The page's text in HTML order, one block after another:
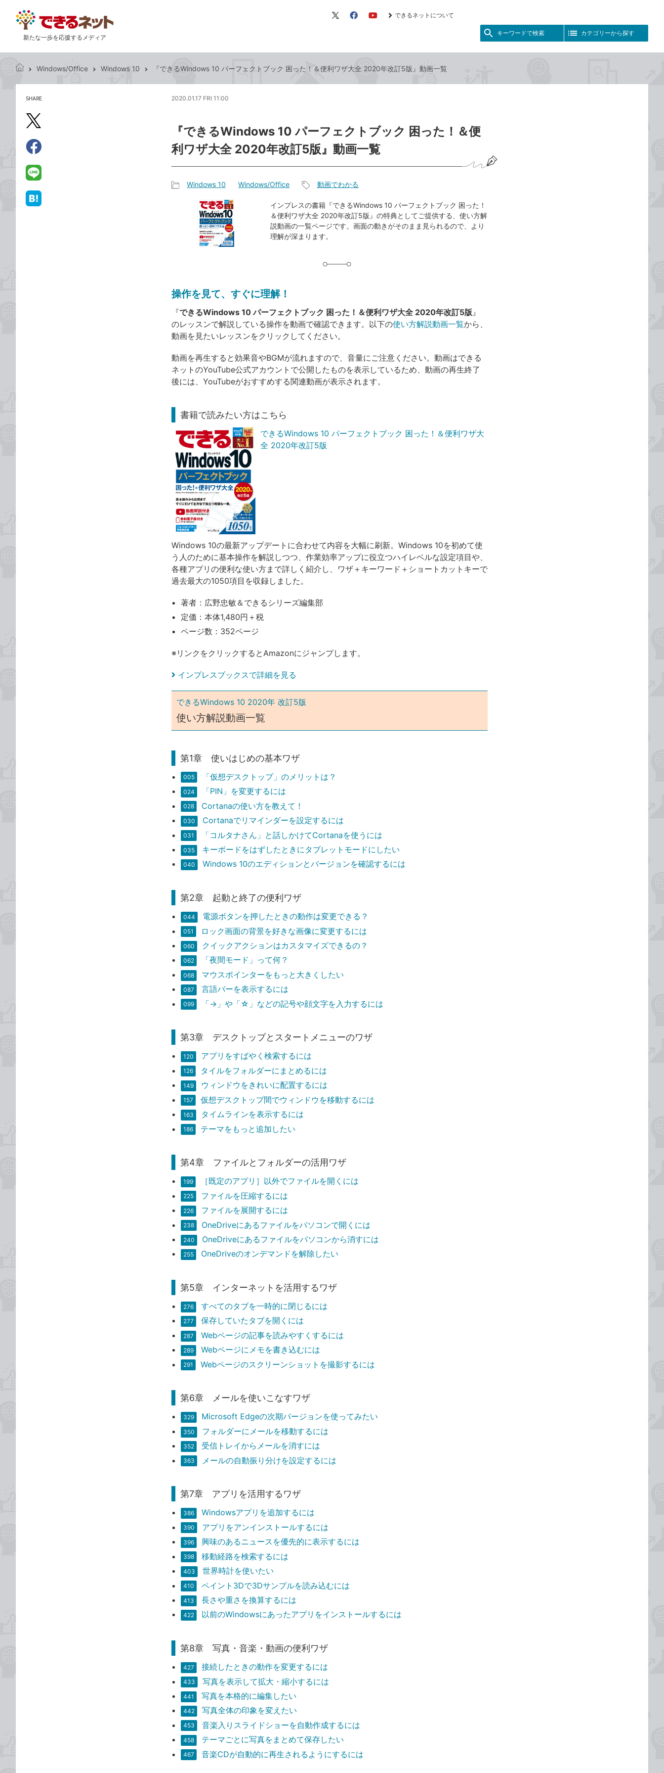
新たな一歩を応援するメディア
X（旧 FacebookYouTube
できるネットについて
キーワードで検索 カテゴリーから探す
き
る
ッ
ト
Windows/Office Windows 10 『できるWindows 10 パーフェクトブック 困った！＆便利ワザ大全 2020年改訂5版』動画一覧
SHARE
X（旧
で
2020.01.17 FRI 11:00
『できるWindows 10 パーフェクトブック 困った！＆便
利ワザ大全 2020年改訂5版』動画一覧
Windows 10 Windows/Office
事
タ
グ
動画でわかる
インプレスの書籍『できるWindows 10 パーフェクトブック 困った！
＆便利ワザ大全 2020年改訂5版』の特典としてご提供する、使い方解
説動画の一覧ページです。画面の動きがそのまま見られるので、より
理解が深まります。
操作を見て、すぐに理解！
『できるWindows 10 パーフェクトブック 困った！＆便利ワザ大全 2020年改訂5版 』
のレッスンで解説している操作を動画で確認できます。以下の使い方解説動画一覧から、
動画を見たいレッスンをクリックしてください。
動画を再生すると効果音やBGMが流れますので、音量にご注意ください。動画はできる
ネットのYouTube公式アカウントで公開したものを表示しているため、動画の再生終了
後には、YouTubeがおすすめする関連動画が表示されます。
書籍で読みたい方はこちら
できるWindows 10 パーフェクトブック 困った！＆便利ワザ大
全 2020年改訂5版
Windows 10の最新アップデートに合わせて内容を大幅に刷新。Windows 10を初めて使
う人のために基本操作を解説しつつ、作業効率アップに役立つハイレベルな設定項目や、
各種アプリの便利な使い方まで詳しく紹介し、ワザ＋キーワード＋ショートカットキーで
過去最大の1050項目を収録しました。
著者：広野忠敏＆できるシリーズ編集部
定価：本体1,480円＋税
ページ数：352ページ
※リンクをクリックするとAmazonにジャンプします。
インプレスブックスで詳細を見る
できるWindows 10 2020年 改訂5版
使い方解説動画一覧
第1章 使いはじめの基本ワザ
005 「仮想デスクトップ」のメリットは？
024 「PIN」を変更するには
028 Cortanaの使い方を教えて！
030 Cortanaでリマインダーを設定するには
031 「コルタナさん」と話しかけてCortanaを使うには
035 キーボードをはずしたときにタブレットモードにしたい
040 Windows 10のエディションとバージョンを確認するには
第2章 起動と終了の便利ワザ
044 電源ボタンを押したときの動作は変更できる？
051 ロック画面の背景を好きな画像に変更するには
060 クイックアクションはカスタマイズできるの？
062 「夜間モード」って何？
068 マウスポインターをもっと大きくしたい
087 言語バーを表示するには
099 「→」や「☆」などの記号や顔文字を入力するには
第3章 デスクトップとスタートメニューのワザ
120 アプリをすばやく検索するには
126 タイルをフォルダーにまとめるには
149 ウィンドウをきれいに配置するには
157 仮想デスクトップ間でウィンドウを移動するには
163 タイムラインを表示するには
186 テーマをもっと追加したい
第4章 ファイルとフォルダーの活用ワザ
199 ［既定のアプリ］以外でファイルを開くには
225 ファイルを圧縮するには
226 ファイルを展開するには
238 OneDriveにあるファイルをパソコンで開くには
240 OneDriveにあるファイルをパソコンから消すには
255 OneDriveのオンデマンドを解除したい
第5章 インターネットを活用するワザ
276 すべてのタブを一時的に閉じるには
277 保存していたタブを開くには
287 Webページの記事を読みやすくするには
289 Webページにメモを書き込むには
291 Webページのスクリーンショットを撮影するには
第6章 メールを使いこなすワザ
329 Microsoft Edgeの次期バージョンを使ってみたい
350 フォルダーにメールを移動するには
352 受信トレイからメールを消すには
363 メールの自動振り分けを設定するには
第7章 アプリを活用するワザ
386 Windowsアプリを追加するには
390 アプリをアンインストールするには
396 興味のあるニュースを優先的に表示するには
398 移動経路を検索するには
403 世界時計を使いたい
410 ペイント3Dで3Dサンプルを読み込むには
413 長さや重さを換算するには
422 以前のWindowsにあったアプリをインストールするには
第8章 写真・音楽・動画の便利ワザ
427 接続したときの動作を変更するには
433 写真を表示して拡大・縮小するには
441 写真を本格的に編集したい
442 写真全体の印象を変えたい
453 音楽入りスライドショーを自動作成するには
458 テーマごとに写真をまとめて保存したい
467 音楽CDが自動的に再生されるようにするには